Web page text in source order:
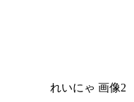
れいにゃ 画像2